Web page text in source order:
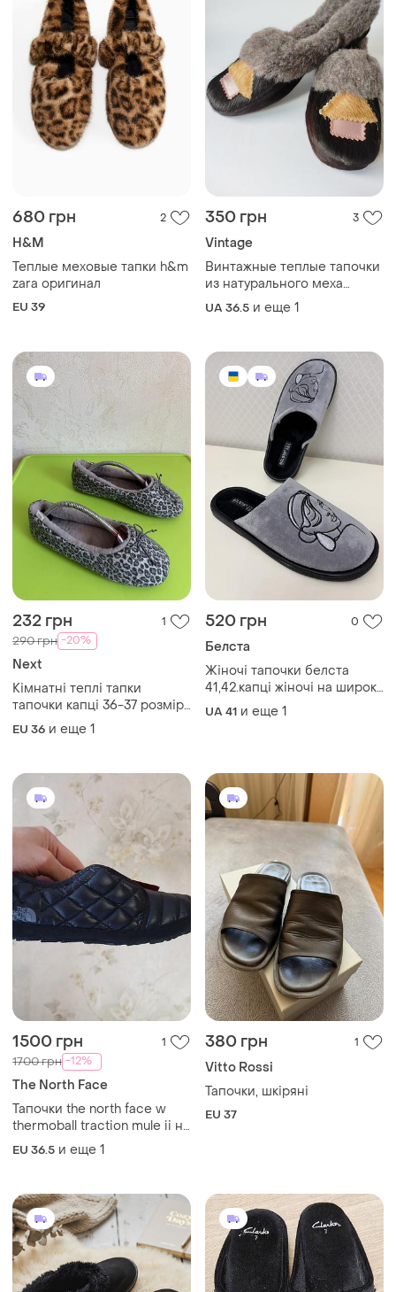
680 грн 2
H&M
Теплые меховые тапки h&m
zara оригинал
EU 39
350 грн 3
Vintage
Винтажные теплые тапочки
из натурального меха
времен ссср
UA 36.5 и еще 1
232 грн 1
290 грн -20%
Next
Кімнатні теплі тапки
тапочки капці 36-37 розміру
від бренду next
EU 36 и еще 1
520 грн 0
Белста
Жіночі тапочки белста
41,42.капці жіночі на широку
стопу.тапочки жіночі
великих розмірів белста
UA 41 и еще 1
1500 грн 1
1700 грн -12%
The North Face
Тапочки the north face w
thermoball traction mule ii на
стопу 23 см, утепленные в
середине на флисе
EU 36.5 и еще 1
380 грн 1
Vitto Rossi
Тапочки, шкіряні
EU 37